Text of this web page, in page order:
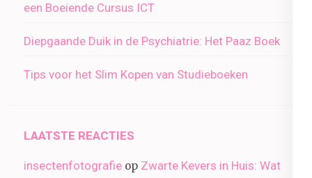
een Boeiende Cursus ICT
Diepgaande Duik in de Psychiatrie: Het Paaz Boek
Tips voor het Slim Kopen van Studieboeken
LAATSTE REACTIES
insectenfotografie op Zwarte Kevers in Huis: Wat